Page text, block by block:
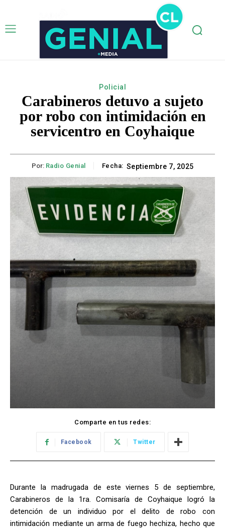
Policial
Carabineros detuvo a sujeto
por robo con intimidación en
servicentro en Coyhaique
Por: Radio Genial Fecha: Septiembre 7, 2025
Comparte en tus redes:
Facebook Twitter
Durante la madrugada de este viernes 5 de septiembre,
Carabineros de la 1ra. Comisaría de Coyhaique logró la
detención de un individuo por el delito de robo con
intimidación mediante un arma de fuego hechiza, hecho que